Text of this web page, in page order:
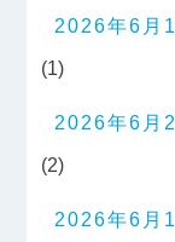
2026年6月
(1)
2026年6月2
(2)
2026年6月1